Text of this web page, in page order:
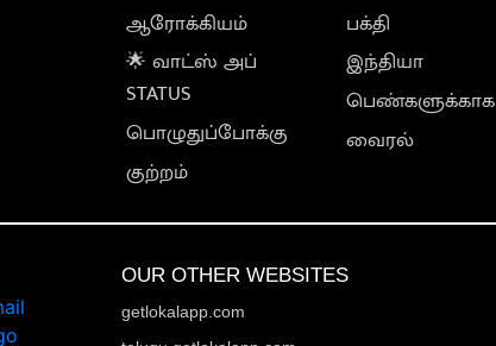
ஆரோக்கியம்
🌟 வாட்ஸ் அப்
STATUS
பொழுதுப்போக்கு
குற்றம்
பக்தி
இந்தியா
பெண்களுக்காக
வைரல்
OUR OTHER WEBSITES
getlokalapp.com